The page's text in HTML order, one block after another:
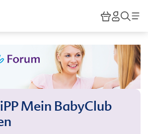
HiPP
Mein BabyClub